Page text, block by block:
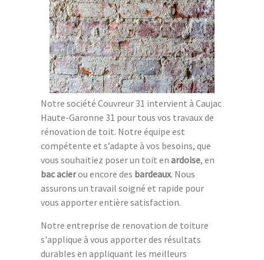
Notre société Couvreur 31 intervient à Caujac
Haute-Garonne 31 pour tous vos travaux de
rénovation de toit. Notre équipe est
compétente et s’adapte à vos besoins, que
vous souhaitiez poser un toit en ardoise, en
bac acierou encore des bardeaux. Nous
assurons un travail soigné et rapide pour
vous apporter entière satisfaction.
Notre entreprise de renovation de toiture
s'applique à vous apporter des résultats
durables en appliquant les meilleurs